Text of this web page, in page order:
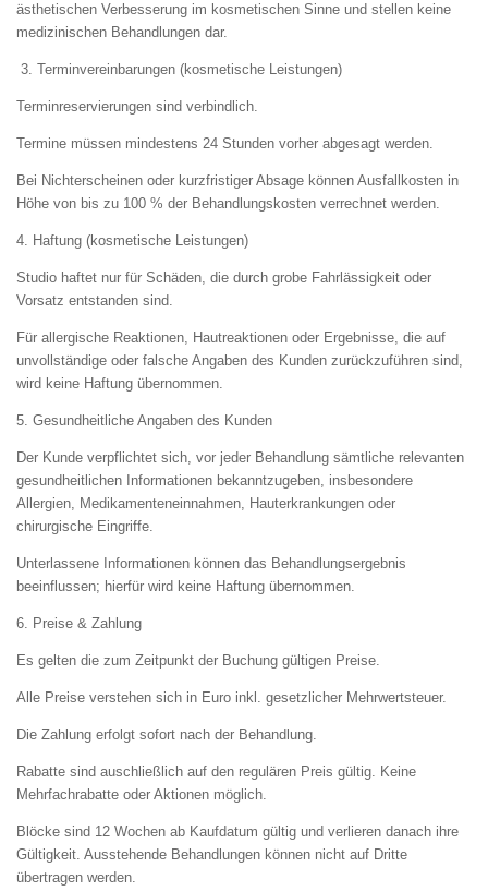
ästhetischen Verbesserung im kosmetischen Sinne und stellen keine
medizinischen Behandlungen dar.
3. Terminvereinbarungen (kosmetische Leistungen)
Terminreservierungen sind verbindlich.
Termine müssen mindestens 24 Stunden vorher abgesagt werden.
Bei Nichterscheinen oder kurzfristiger Absage können Ausfallkosten in
Höhe von bis zu 100 % der Behandlungskosten verrechnet werden.
4. Haftung (kosmetische Leistungen)
Studio haftet nur für Schäden, die durch grobe Fahrlässigkeit oder
Vorsatz entstanden sind.
Für allergische Reaktionen, Hautreaktionen oder Ergebnisse, die auf
unvollständige oder falsche Angaben des Kunden zurückzuführen sind,
wird keine Haftung übernommen.
5. Gesundheitliche Angaben des Kunden
Der Kunde verpflichtet sich, vor jeder Behandlung sämtliche relevanten
gesundheitlichen Informationen bekanntzugeben, insbesondere
Allergien, Medikamenteneinnahmen, Hauterkrankungen oder
chirurgische Eingriffe.
Unterlassene Informationen können das Behandlungsergebnis
beeinflussen; hierfür wird keine Haftung übernommen.
6. Preise & Zahlung
Es gelten die zum Zeitpunkt der Buchung gültigen Preise.
Alle Preise verstehen sich in Euro inkl. gesetzlicher Mehrwertsteuer.
Die Zahlung erfolgt sofort nach der Behandlung.
Rabatte sind auschließlich auf den regulären Preis gültig. Keine
Mehrfachrabatte oder Aktionen möglich.
Blöcke sind 12 Wochen ab Kaufdatum gültig und verlieren danach ihre
Gültigkeit. Ausstehende Behandlungen können nicht auf Dritte
übertragen werden.